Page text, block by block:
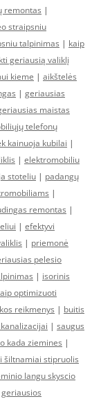
remontas |
straipsniu
talpinimas | kaip
geriausią valiklį
kieme | aikštelės
| geriausias
maistas
telefonų
kainuoja kubilai |
| elektromobiliu
stoteliu | padangų
|
remontas |
| efektyvi
| priemonė
pelesio
| isorinis
optimizuoti
reikmenys | buitis
| saugus
kada ziemines |
šiltnamiai stipruolis
langu skyscio
geriausios